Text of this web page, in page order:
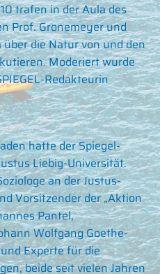
trafen in der Aula des
Prof. Gronemeyer und
die Natur von und den
Moderiert wurde
Redakteurin
hatte der Spiegel-
Liebig-Universität.
an der Justus-
Vorsitzender der „Aktion
Pantel,
Wolfgang Goethe-
Experte für die
beide seit vielen Jahren